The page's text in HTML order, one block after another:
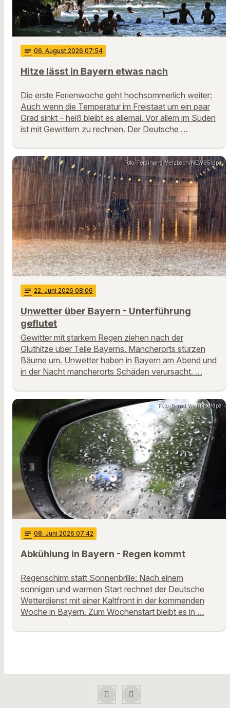
notes 06. August 2026 07:54
Hitze lässt in Bayern etwas nach
Die erste Ferienwoche geht hochsommerlich weiter:
Auch wenn die Temperatur im Freistaat um ein paar
Grad sinkt – heiß bleibt es allemal. Vor allem im Süden
ist mit Gewittern zu rechnen. Der Deutsche …
Foto: Ferdinand Merzbach/NEWS5/dpa
notes 22. Juni 2026 08:06
Unwetter über Bayern - Unterführung
geflutet
Gewitter mit starkem Regen ziehen nach der
Gluthitze über Teile Bayerns. Mancherorts stürzen
Bäume um. Unwetter haben in Bayern am Abend und
in der Nacht mancherorts Schäden verursacht. …
Foto: Bernd Weißbrod/dpa
notes 08. Juni 2026 07:42
Abkühlung in Bayern - Regen kommt
Regenschirm statt Sonnenbrille: Nach einem
sonnigen und warmen Start rechnet der Deutsche
Wetterdienst mit einer Kaltfront in der kommenden
Woche in Bayern. Zum Wochenstart bleibt es in …